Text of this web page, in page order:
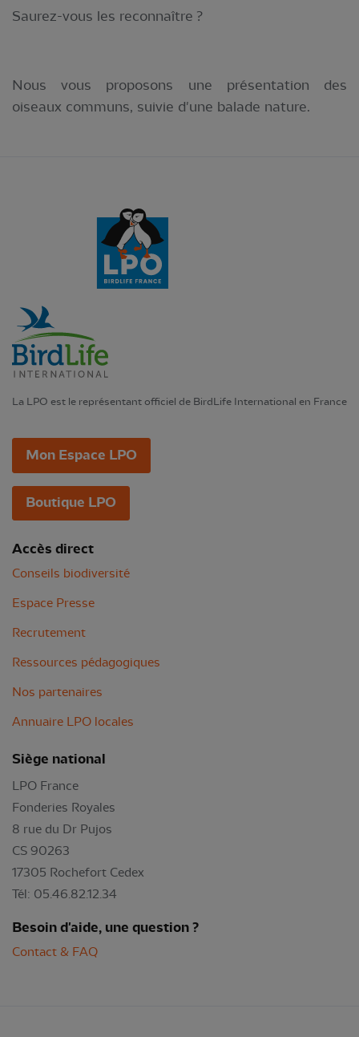
Saurez-vous les reconnaître ?
Nous vous proposons une présentation des
oiseaux communs, suivie d'une balade nature.
La LPO est le représentant officiel de BirdLife International en France
Mon Espace LPO
Boutique LPO
Accès direct
Conseils biodiversité
Espace Presse
Recrutement
Ressources pédagogiques
Nos partenaires
Annuaire LPO locales
Siège national
LPO France
Fonderies Royales
8 rue du Dr Pujos
CS 90263
17305 Rochefort Cedex
Tél: 05.46.82.12.34
Besoin d'aide, une question ?
Contact & FAQ